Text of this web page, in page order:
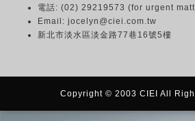
電話: (02) 29219573 (for urgent
Email: jocelyn@ciei.com.tw
新北市淡水區淡金路77巷16號5樓
Copyright © 2003 CIEI All